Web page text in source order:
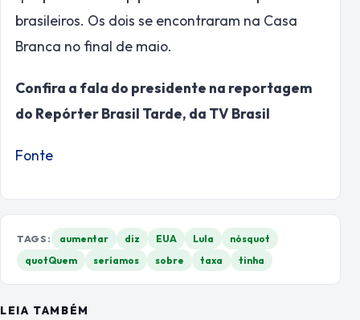
brasileiros. Os dois se encontraram na Casa
Branca no final de maio.
Confira a fala do presidente na reportagem
do Repórter Brasil Tarde, da TV Brasil
Fonte
TAGS: aumentar diz EUA Lula
nósquot
quotQuem
seríamos sobre taxa tinha
LEIA TAMBÉM